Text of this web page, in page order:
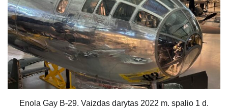
Enola Gay B-29. Vaizdas darytas 2022 m. spalio 1 d.